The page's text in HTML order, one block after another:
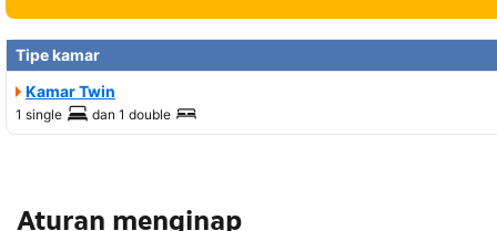
Tipe kamar
Kamar Twin
1 single dan 1 double
Aturan menginap